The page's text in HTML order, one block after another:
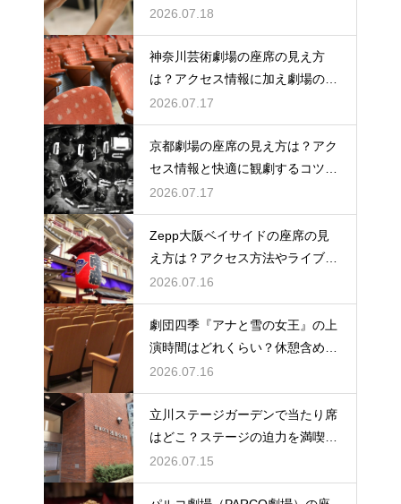
ックの意味を解説
2026.07.18
神奈川芸術劇場の座席の見え方
は？アクセス情報に加え劇場の魅
力を徹底解説
2026.07.17
京都劇場の座席の見え方は？アク
セス情報と快適に観劇するコツを
事前にチェック
2026.07.17
Zepp大阪ベイサイドの座席の見
え方は？アクセス方法やライブを
楽しむポイントを紹介
2026.07.16
劇団四季『アナと雪の女王』の上
演時間はどれくらい？休憩含めた
公演の長さを解説
2026.07.16
立川ステージガーデンで当たり席
はどこ？ステージの迫力を満喫で
きるベストポジションを紹介
2026.07.15